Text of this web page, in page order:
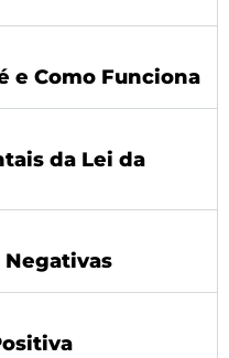
e Como Funciona
da Lei da
Negativas